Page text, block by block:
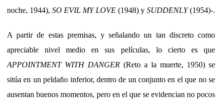
noche, 1944), SO EVIL MY LOVE (1948) y SUDDENLY(1954)-.
A partir de estas premisas, y señalando un tan discreto como
apreciable nivel medio en sus películas, lo cierto es que
APPOINTMENT WITH DANGER (Reto a la muerte, 1950) se
sitúa en un peldaño inferior, dentro de un conjunto en el que no se
ausentan buenos momentos, pero en el que se evidencian no pocos